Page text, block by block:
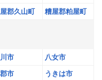
郡久山町 糟屋郡粕屋町
市 八女市
市 うきは市